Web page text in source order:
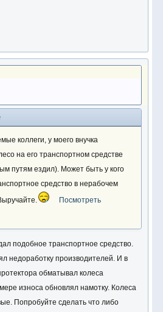
коллеги, у моего внучка
на его транспортном средстве
путям ездил). Может быть у кого
средство в нерабочем
Посмотреть
подобное транспортное средство.
недоработку производителей. И в
обматывал колеса
износа обновлял намотку. Колеса
Попробуйте сделать что либо